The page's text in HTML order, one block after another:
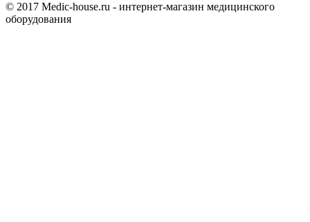
© 2017 Medic-house.ru - интернет-магазин медицинского
оборудования